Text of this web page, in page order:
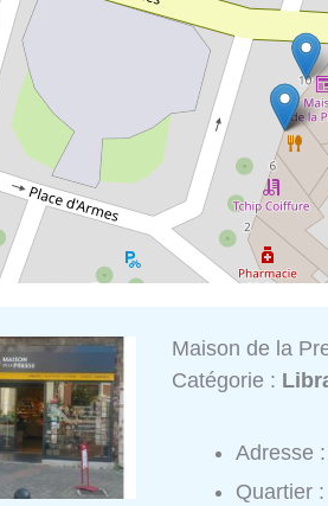
Maison de la
Catégorie :
Adresse
Quartier :